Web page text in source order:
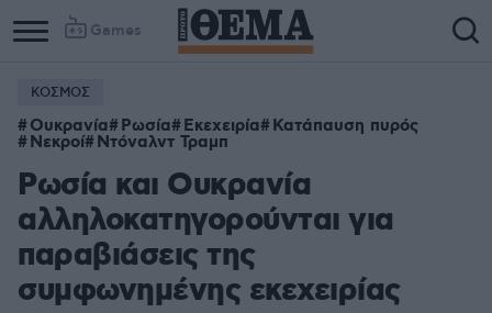
Games
ΚΟΣΜΟΣ
Ουκρανία Ρωσία Εκεχειρία Κατάπαυση πυρός
Νεκροί Ντόναλντ Τραμπ
Ρωσία και Ουκρανία
αλληλοκατηγορούνται για
παραβιάσεις της
συμφωνημένης εκεχειρίας